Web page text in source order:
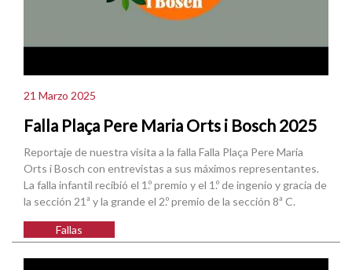
21 Marzo 2025
Falla Plaça Pere Maria Orts i Bosch 2025
Reportaje de nuestra visita a la falla Falla Plaça Pere Maria
Orts i Bosch con entrevistas a sus máximos representantes.
La falla infantil recibió el 1.º premio y el 1.º de ingenio y gracia de
la sección 21ª y la grande el 2.º premio de la sección 8ª C.
Fallas